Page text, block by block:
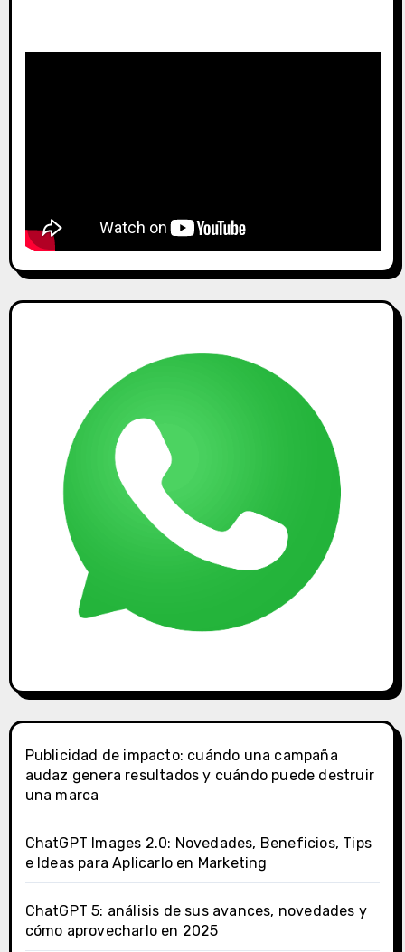
Publicidad de impacto: cuándo una campaña
audaz genera resultados y cuándo puede destruir
una marca
ChatGPT Images 2.0: Novedades, Beneficios, Tips
e Ideas para Aplicarlo en Marketing
ChatGPT 5: análisis de sus avances, novedades y
cómo aprovecharlo en 2025